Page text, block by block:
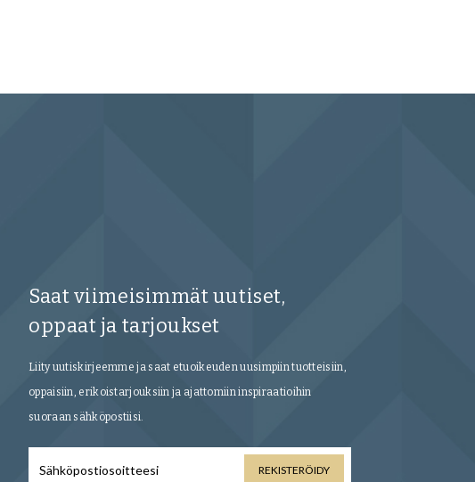
Saat viimeisimmät uutiset,
oppaat ja tarjoukset
Liity uutiskirjeemme ja saat etuoikeuden uusimpiin tuotteisiin,
oppaisiin, erikoistarjouksiin ja ajattomiin inspiraatioihin
suoraan sähköpostiisi.
REKISTERÖIDY